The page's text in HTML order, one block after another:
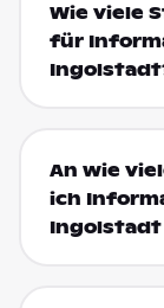
Wie viele
für
An wie
ich